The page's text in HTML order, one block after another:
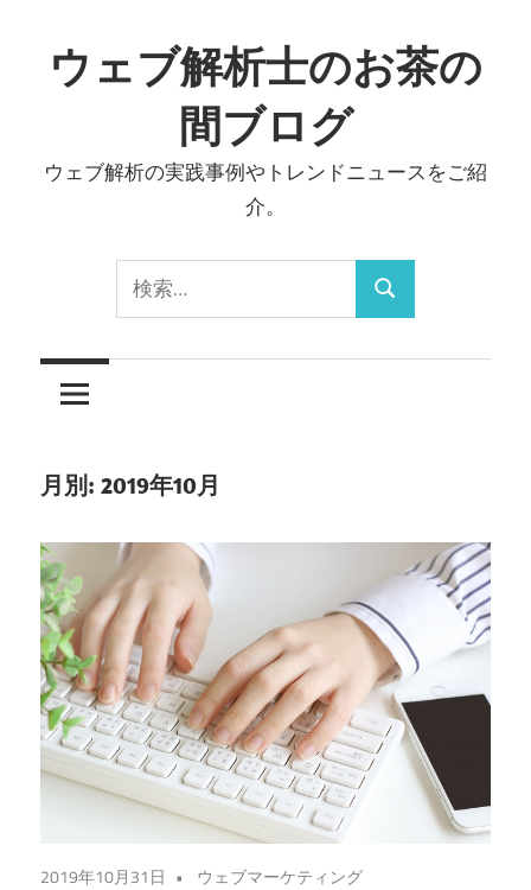
ン
へ
ウェブ解析士のお茶の
間ブログ
ウェブ解析の実践事例やトレンドニュースをご紹
介。
索:
検
月別: 2019年10月
2019年10月31日 ウェブマーケティング